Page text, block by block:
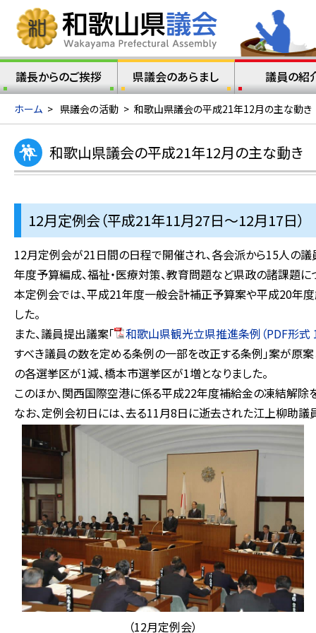
議長からのご挨拶 県議会のあらまし 議員の紹
ホーム > 県議会の活動 > 和歌山県議会の平成21年12月の主な動き
和歌山県議会の平成21年12月の主な動き
12月定例会（平成21年11月27日～12月17日）
12月定例会が21日間の日程で開催され、各会派から15人の
年度予算編成、福祉・医療対策、教育問題など県政の諸課題
本定例会では、平成21年度一般会計補正予算案や平成20年
した。
また、議員提出議案「
和歌山県観光立県推進条例（PDF形式
すべき議員の数を定める条例の一部を改正する条例」案が原案
の各選挙区が1減、橋本市選挙区が1増となりました。
このほか、関西国際空港に係る平成22年度補給金の凍結解除
なお、定例会初日には、去る11月8日に逝去された江上柳助
（12月定例会）